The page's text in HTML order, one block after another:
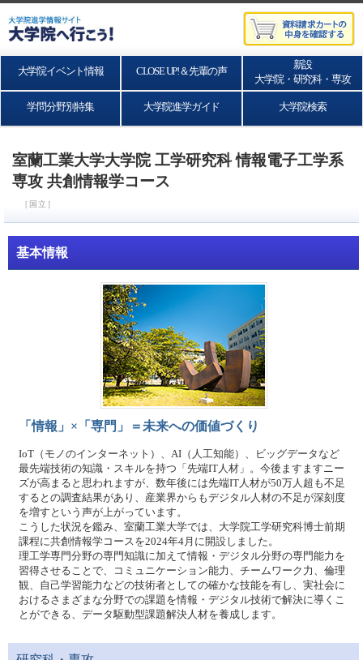
大学院イベント情報 CLOSE UP!＆先輩の声
新設
大学院・研究科・専攻
学問分野別特集 大学院進学ガイド 大学院検索
室蘭工業大学大学院 工学研究科 情報電子工学系
専攻 共創情報学コース
［国立］
基本情報
「情報」×「専門」＝未来への価値づくり
IoT（モノのインターネット）、AI（人工知能）、ビッグデータなど
最先端技術の知識・スキルを持つ「先端IT人材」。今後ますますニー
ズが高まると思われますが、数年後には先端IT人材が50万人超も不足
するとの調査結果があり、産業界からもデジタル人材の不足が深刻度
を増すという声が上がっています。
こうした状況を鑑み、室蘭工業大学では、大学院工学研究科博士前期
課程に共創情報学コースを2024年4月に開設しました。
理工学専門分野の専門知識に加えて情報・デジタル分野の専門能力を
習得させることで、コミュニケーション能力、チームワーク力、倫理
観、自己学習能力などの技術者としての確かな技能を有し、実社会に
おけるさまざまな分野での課題を情報・デジタル技術で解決に導くこ
とができる、データ駆動型課題解決人材を養成します。